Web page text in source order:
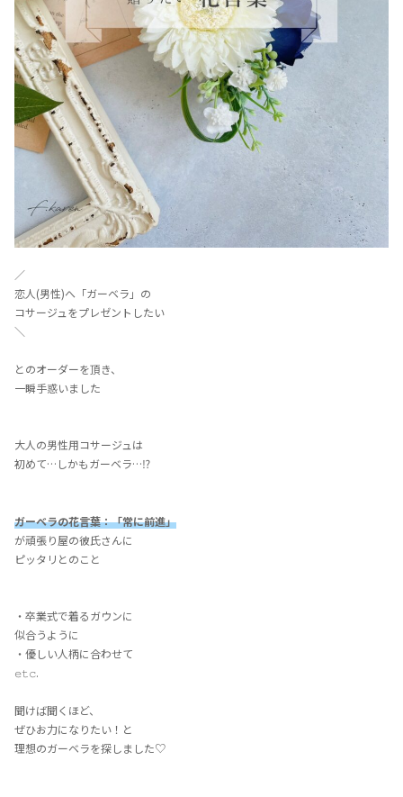
／
恋人(男性)へ「ガーベラ」の
コサージュをプレゼントしたい
＼
とのオーダーを頂き、
一瞬手惑いました
大人の男性用コサージュは
初めて…しかもガーベラ…⁉︎
ガーベラの花言葉：「常に前進」
が頑張り屋の彼氏さんに
ピッタリとのこと
・卒業式で着るガウンに
似合うように
・優しい人柄に合わせて
𝚎𝚝𝚌.
聞けば聞くほど、
ぜひお力になりたい！と
理想のガーベラを探しました♡